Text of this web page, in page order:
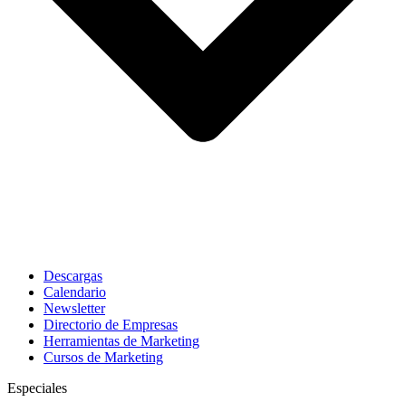
Descargas
Calendario
Newsletter
Directorio de Empresas
Herramientas de Marketing
Cursos de Marketing
Especiales